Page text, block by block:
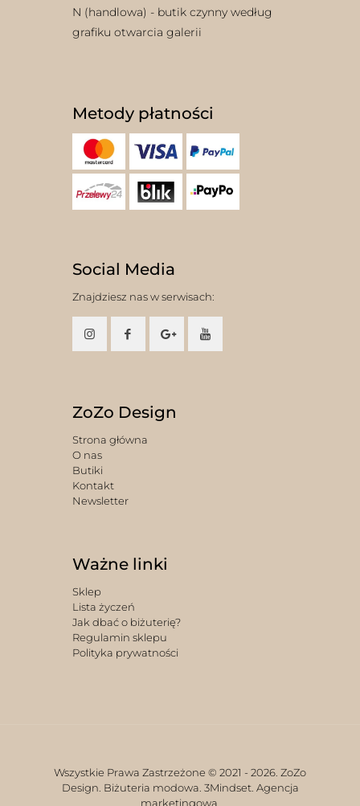
N (handlowa) - butik czynny według
grafiku otwarcia galerii
Metody płatności
Social Media
Znajdziesz nas w serwisach:
ZoZo Design
Strona główna
O nas
Butiki
Kontakt
Newsletter
Ważne linki
Sklep
Lista życzeń
Jak dbać o biżuterię?
Regulamin sklepu
Polityka prywatności
Wszystkie Prawa Zastrzeżone © 2021 - 2026. ZoZo
Design. Biżuteria modowa. 3Mindset. Agencja
marketingowa.